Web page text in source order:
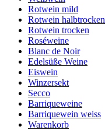
Rotwein mild
Rotwein halbtrocken
Rotwein trocken
Roséweine
Blanc de Noir
Edelsüße Weine
Eiswein
Winzersekt
Secco
Barriqueweine
Barriquewein weiss
Warenkorb